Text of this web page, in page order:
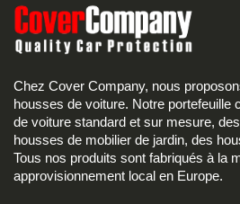
Chez Cover Company, nous
housses de voiture. Notre portefeuille
de voiture standard et sur mesure,
housses de mobilier de jardin, des
Tous nos produits sont fabriqués à la
approvisionnement local en Europe.